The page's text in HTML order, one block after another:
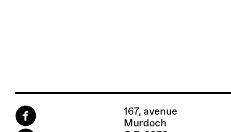
167, avenue
Murdoch